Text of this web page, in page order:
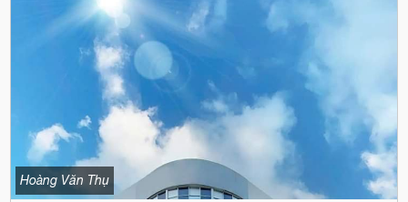
Hoàng Văn Thụ